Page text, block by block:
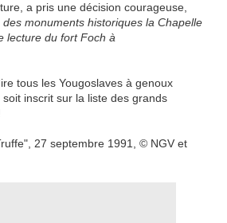
a pris une décision courageuse,
des monuments historiques la Chapelle
lecture du fort Foch à
tous les Yougoslaves à genoux
inscrit sur la liste des grands
27 septembre 1991, © NGV et